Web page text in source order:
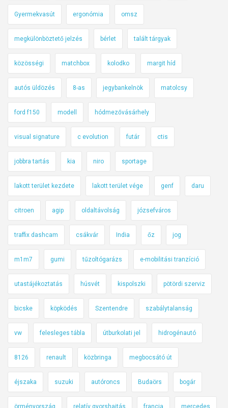
Gyermekvasút ergonómia omsz
megkülönböztető jelzés bérlet talált tárgyak
közösségi matchbox kolodko margit híd
autós üldözés 8-as jegybankelnök matolcsy
ford f150 modell hódmezővásárhely
visual signature c evolution futár ctis
jobbra tartás kia niro sportage
lakott terület kezdete lakott terület vége genf daru
citroen agip oldaltávolság józsefváros
traffix dashcam csákvár India őz jog
m1m7 gumi tűzoltógarázs e-mobilitási tranzíció
utastájékoztatás húsvét kispolszki pötördi szerviz
bicske köpködés Szentendre szabálytalanság
vw felesleges tábla útburkolati jel hidrogénautó
8126 renault közbringa megbocsátó út
éjszaka suzuki autóroncs Budaörs bogár
örményország relatív gyorshajtás francia mercedes